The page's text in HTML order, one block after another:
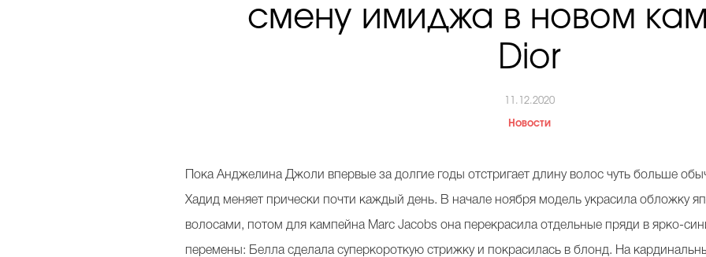
смену имиджа в новом
Dior
11.12.2020
Новости
Пока Анджелина Джоли впервые за долгие годы отстригает длину волос чуть больше
Хадид меняет прически почти каждый день. В начале ноября модель украсила обложку
волосами, потом для кампейна Marc Jacobs она перекрасила отдельные пряди в ярко-
перемены: Белла сделала суперкороткую стрижку и покрасилась в блонд. На